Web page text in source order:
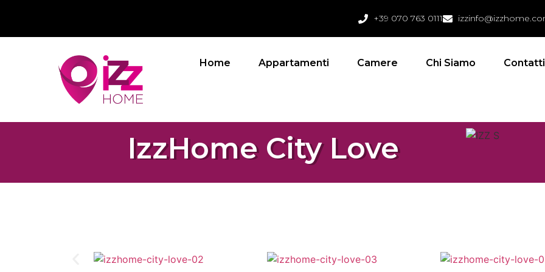
+39 070 763 0111
Home Appartamenti Camere Chi Siamo Contatti
IzzHome City Love